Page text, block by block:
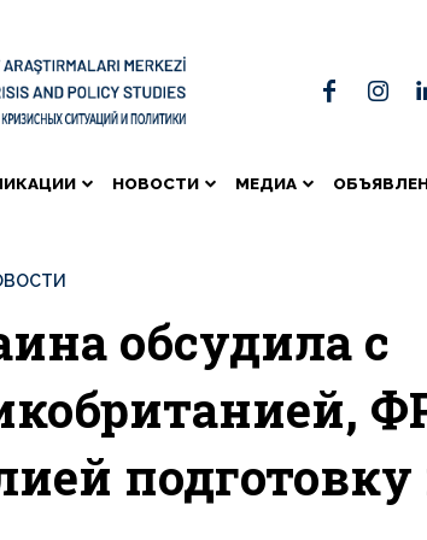
НОВОСТИ МЕДИА
обсудила с
подготовку